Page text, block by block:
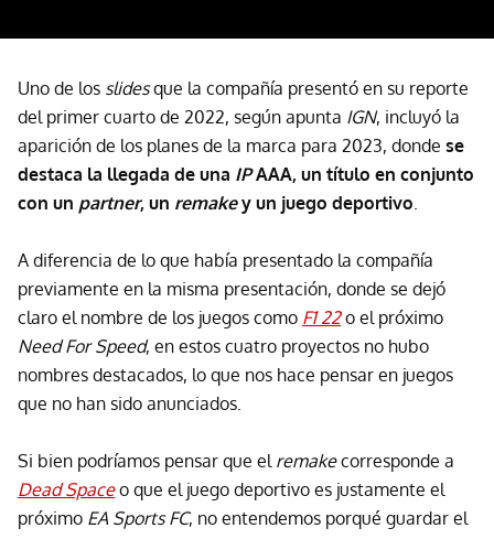
Uno de los slidesque la compañía presentó en su reporte
del primer cuarto de 2022, según apunta IGN, incluyó la
aparición de los planes de la marca para 2023, donde se
destaca la llegada de una IPAAA, un título en conjunto
con un partner, un remakey un juego deportivo
A diferencia de lo que había presentado la compañía
previamente en la misma presentación, donde se dejó
claro el nombre de los juegos como F1 22o el próximo
Need For Speed, en estos cuatro proyectos no hubo
nombres destacados, lo que nos hace pensar en juegos
que no han sido anunciados.
Si bien podríamos pensar que el remakecorresponde a
Dead Spaceo que el juego deportivo es justamente el
próximo EA Sports FC, no entendemos porqué guardar el